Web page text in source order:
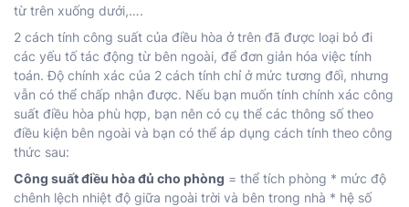
từ trên xuống dưới,….
2 cách tính công suất của điều hòa ở trên đã được loại bỏ đi
các yếu tố tác động từ bên ngoài, để đơn giản hóa việc tính
toán. Độ chính xác của 2 cách tính chỉ ở mức tương đối, nhưng
vẫn có thể chấp nhận được. Nếu bạn muốn tính chính xác công
suất điều hòa phù hợp, bạn nên có cụ thể các thông số theo
điều kiện bên ngoài và bạn có thể áp dụng cách tính theo công
thức sau:
Công suất điều hòa đủ cho phòng = thể tích phòng * mức độ
chênh lệch nhiệt độ giữa ngoài trời và bên trong nhà * hệ số